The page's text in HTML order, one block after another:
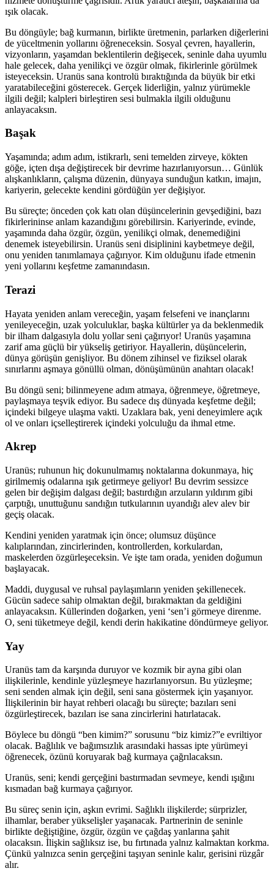
ışık olacak.
Bu döngüyle; bağ kurmanın, birlikte üretmenin, parlarken diğerlerini
de yüceltmenin yollarını öğreneceksin. Sosyal çevren, hayallerin,
vizyonların, yaşamdan beklentilerin değişecek, seninle daha uyumlu
hale gelecek, daha yenilikçi ve özgür olmak, fikirlerinle görülmek
isteyeceksin. Uranüs sana kontrolü bıraktığında da büyük bir etki
yaratabileceğini gösterecek. Gerçek liderliğin, yalnız yürümekle
ilgili değil; kalpleri birleştiren sesi bulmakla ilgili olduğunu
anlayacaksın.
Başak
Yaşamında; adım adım, istikrarlı, seni temelden zirveye, kökten
göğe, içten dışa değiştirecek bir devrime hazırlanıyorsun… Günlük
alışkanlıkların, çalışma düzenin, dünyaya sunduğun katkın, imajın,
kariyerin, gelecekte kendini gördüğün yer değişiyor.
Bu süreçte; önceden çok katı olan düşüncelerinin gevşediğini, bazı
fikirlerininse anlam kazandığını görebilirsin. Kariyerinde, evinde,
yaşamında daha özgür, özgün, yenilikçi olmak, denemediğini
denemek isteyebilirsin. Uranüs seni disiplinini kaybetmeye değil,
onu yeniden tanımlamaya çağırıyor. Kim olduğunu ifade etmenin
yeni yollarını keşfetme zamanındasın.
Terazi
Hayata yeniden anlam vereceğin, yaşam felsefeni ve inançlarını
yenileyeceğin, uzak yolculuklar, başka kültürler ya da beklenmedik
bir ilham dalgasıyla dolu yollar seni çağırıyor! Uranüs yaşamına
zarif ama güçlü bir yükseliş getiriyor. Hayallerin, düşüncelerin,
dünya görüşün genişliyor. Bu dönem zihinsel ve fiziksel olarak
sınırlarını aşmaya gönüllü olman, dönüşümünün anahtarı olacak!
Bu döngü seni; bilinmeyene adım atmaya, öğrenmeye, öğretmeye,
paylaşmaya teşvik ediyor. Bu sadece dış dünyada keşfetme değil;
içindeki bilgeye ulaşma vakti. Uzaklara bak, yeni deneyimlere açık
ol ve onları içselleştirerek içindeki yolculuğu da ihmal etme.
Akrep
Uranüs; ruhunun hiç dokunulmamış noktalarına dokunmaya, hiç
girilmemiş odalarına ışık getirmeye geliyor! Bu devrim sessizce
gelen bir değişim dalgası değil; bastırdığın arzuların yıldırım gibi
çarptığı, unuttuğunu sandığın tutkularının uyandığı alev alev bir
geçiş olacak.
Kendini yeniden yaratmak için önce; olumsuz düşünce
kalıplarından, zincirlerinden, kontrollerden, korkulardan,
maskelerden özgürleşeceksin. Ve işte tam orada, yeniden doğumun
başlayacak.
Maddi, duygusal ve ruhsal paylaşımların yeniden şekillenecek.
Gücün sadece sahip olmaktan değil, bırakmaktan da geldiğini
anlayacaksın. Küllerinden doğarken, yeni ‘sen’i görmeye direnme.
O, seni tüketmeye değil, kendi derin hakikatine döndürmeye geliyor.
Yay
Uranüs tam da karşında duruyor ve kozmik bir ayna gibi olan
ilişkilerinle, kendinle yüzleşmeye hazırlanıyorsun. Bu yüzleşme;
seni senden almak için değil, seni sana göstermek için yaşanıyor.
İlişkilerinin bir hayat rehberi olacağı bu süreçte; bazıları seni
özgürleştirecek, bazıları ise sana zincirlerini hatırlatacak.
Böylece bu döngü “ben kimim?” sorusunu “biz kimiz?”e evriltiyor
olacak. Bağlılık ve bağımsızlık arasındaki hassas ipte yürümeyi
öğrenecek, özünü koruyarak bağ kurmaya çağrılacaksın.
Uranüs, seni; kendi gerçeğini bastırmadan sevmeye, kendi ışığını
kısmadan bağ kurmaya çağırıyor.
Bu süreç senin için, aşkın evrimi. Sağlıklı ilişkilerde; sürprizler,
ilhamlar, beraber yükselişler yaşanacak. Partnerinin de seninle
birlikte değiştiğine, özgür, özgün ve çağdaş yanlarına şahit
olacaksın. İlişkin sağlıksız ise, bu fırtınada yalnız kalmaktan korkma.
Çünkü yalnızca senin gerçeğini taşıyan seninle kalır, gerisini rüzgâr
alır.